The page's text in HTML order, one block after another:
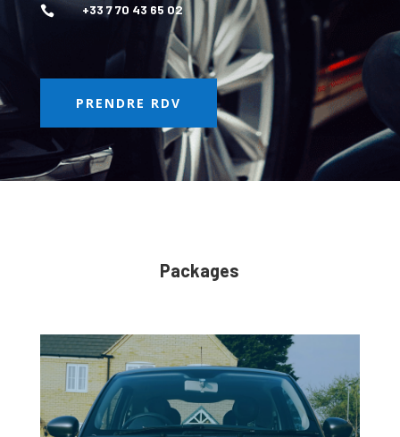
 +33 7 70 43 65 02
PRENDRE RDV
Packages